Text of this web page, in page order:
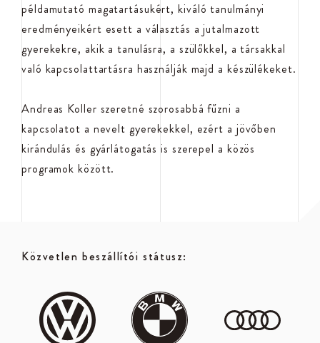
példamutató magatartásukért, kiváló tanulmányi
eredményeikért esett a választás a jutalmazott
gyerekekre, akik a tanulásra, a szülőkkel, a társakkal
való kapcsolattartásra használják majd a készülékeket.
Andreas Koller szeretné szorosabbá fűzni a
kapcsolatot a nevelt gyerekekkel, ezért a jövőben
kirándulás és gyárlátogatás is szerepel a közös
programok között.
Közvetlen beszállítói státusz: